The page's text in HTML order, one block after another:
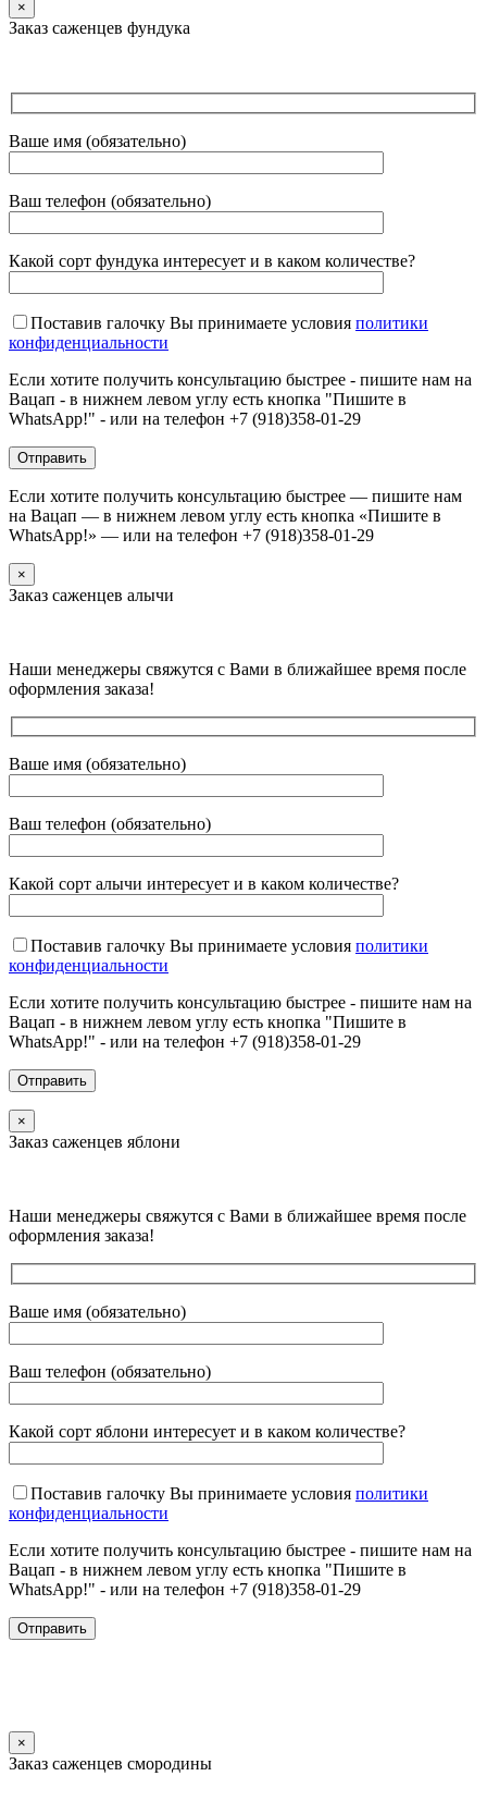
×
Заказ саженцев фундука
Ваше имя (обязательно)
Ваш телефон (обязательно)
Какой сорт фундука интересует и в каком количестве?
Поставив галочку Вы принимаете условия политики
конфиденциальности
Если хотите получить консультацию быстрее - пишите нам на
Вацап - в нижнем левом углу есть кнопка "Пишите в
WhatsApp!" - или на телефон +7 (918)358-01-29
Если хотите получить консультацию быстрее — пишите нам
на Вацап — в нижнем левом углу есть кнопка «Пишите в
WhatsApp!» — или на телефон +7 (918)358-01-29
×
Заказ саженцев алычи
Наши менеджеры свяжутся с Вами в ближайшее время после
оформления заказа!
Ваше имя (обязательно)
Ваш телефон (обязательно)
Какой сорт алычи интересует и в каком количестве?
Поставив галочку Вы принимаете условия политики
конфиденциальности
Если хотите получить консультацию быстрее - пишите нам на
Вацап - в нижнем левом углу есть кнопка "Пишите в
WhatsApp!" - или на телефон +7 (918)358-01-29
×
Заказ саженцев яблони
Наши менеджеры свяжутся с Вами в ближайшее время после
оформления заказа!
Ваше имя (обязательно)
Ваш телефон (обязательно)
Какой сорт яблони интересует и в каком количестве?
Поставив галочку Вы принимаете условия политики
конфиденциальности
Если хотите получить консультацию быстрее - пишите нам на
Вацап - в нижнем левом углу есть кнопка "Пишите в
WhatsApp!" - или на телефон +7 (918)358-01-29
×
Заказ саженцев смородины